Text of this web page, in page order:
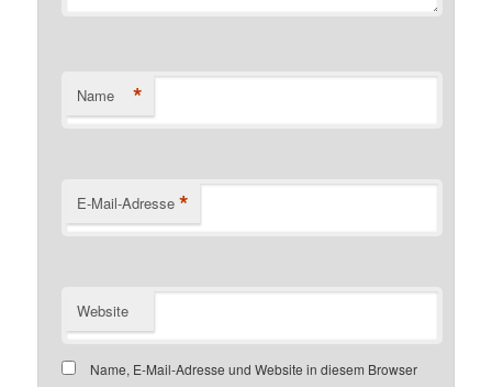
Name *
E-Mail-Adresse *
Website
Name, E-Mail-Adresse und Website in diesem Browser